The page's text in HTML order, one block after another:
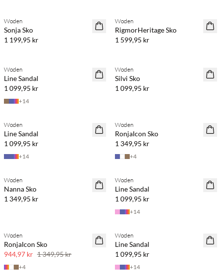
NYHET
Woden
Sonja Sko
1 199,95 kr
NYHET
Woden
RigmorHeritage Sko
1 599,95 kr
NYHET
Woden
Line Sandal
1 099,95 kr
+14
NYHET
Woden
Silvi Sko
1 099,95 kr
NYHET
Woden
Line Sandal
1 099,95 kr
+14
NYHET
Woden
RonjaIcon Sko
1 349,95 kr
+4
NYHET
Woden
Nanna Sko
1 349,95 kr
NYHET
Woden
Line Sandal
1 099,95 kr
+14
SAVE20
30 % rabatt
Woden
RonjaIcon Sko
944,97 kr 1 349,95 kr
+4
NYHET
Woden
Line Sandal
1 099,95 kr
+14